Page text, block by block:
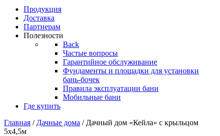
Продукция
Доставка
Партнерам
Полезности
Back
Частые вопросы
Гарантийное обслуживание
Фундаменты и площадки для установки
бань-бочек
Правила эксплуатации бани
Мобильные бани
Где купить
Главная / Дачные дома / Дачный дом «Кейла» с крыльцом
5х4,5м